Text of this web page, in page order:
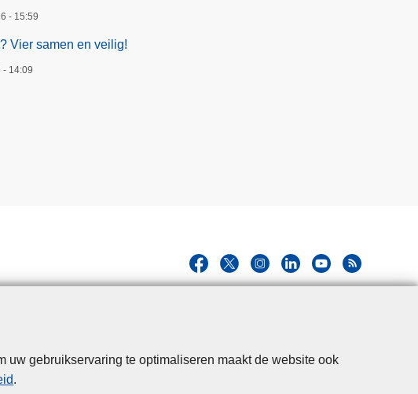
gebruikservaring te optimaliseren maakt de website ook
.
- 15:59
Vier samen en veilig!
- 14:09